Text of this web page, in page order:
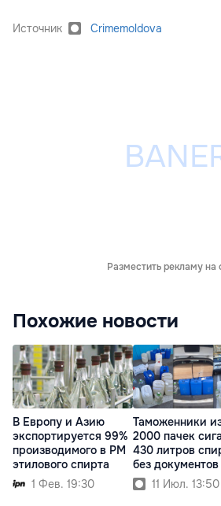
Источник Crimemoldova
Разместить рекламу на
Похожие новости
В Европу и Азию
экспортируется 99%
производимого в РМ
этилового спирта
1 Фев. 19:30
Таможенники
2000 пачек
430 литров
без документов
11 Июл. 13:50